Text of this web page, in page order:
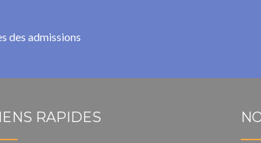
des admissions
RAPIDES